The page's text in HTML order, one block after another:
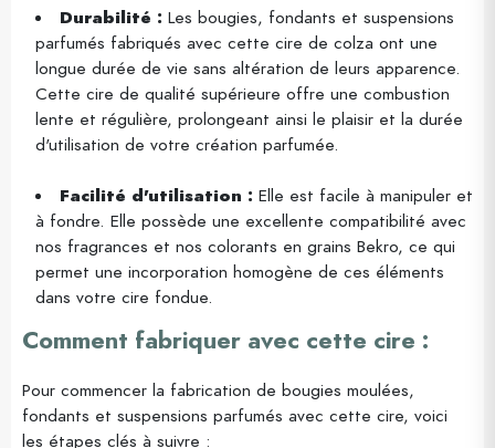
Durabilité : Les bougies, fondants et suspensions
parfumés fabriqués avec cette cire de colza ont une
longue durée de vie sans altération de leurs apparence.
Cette cire de qualité supérieure offre une combustion
lente et régulière, prolongeant ainsi le plaisir et la durée
d'utilisation de votre création parfumée.
Facilité d'utilisation : Elle est facile à manipuler et
à fondre. Elle possède une excellente compatibilité avec
nos fragrances et nos colorants en grains Bekro, ce qui
permet une incorporation homogène de ces éléments
dans votre cire fondue.
Comment fabriquer avec cette cire :
Pour commencer la fabrication de bougies moulées,
fondants et suspensions parfumés avec cette cire, voici
les étapes clés à suivre :